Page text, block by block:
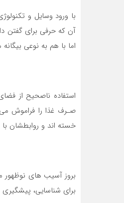
با ورود وسایل و
آن که حرفی برای گفتن
اما با هم به نوعی
استفاده ناصحیح از
صـرف غذا را فراموش می
خسته اند و روابطشان
بروز آسيب هاي نوظهور
براي شناسايي،